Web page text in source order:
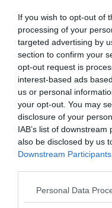
If you wish to opt-out of
processing of your
targeted advertising by
section to confirm your
opt-out request is
interest-based ads
us or personal
your opt-out. You may
disclosure of your
IAB’s list of
also be disclosed by us
Downstream Participants
Personal Data
au Havre
Les 6 meilleurs
Les 5 meilleurs
Comment